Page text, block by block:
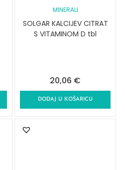
MINERALI
SOLGAR KALCIJEV CITRAT
S VITAMINOM D tbl
20,06 €
DODAJ U KOŠARICU